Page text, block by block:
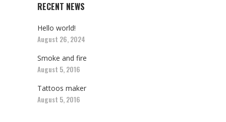
RECENT NEWS
Hello world!
August 26, 2024
Smoke and fire
August 5, 2016
Tattoos maker
August 5, 2016